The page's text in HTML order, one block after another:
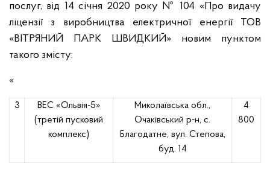
послуг, від 14 січня 2020 року № 104 «Про видачу
ліцензії з виробництва електричної енергії ТОВ
«ВІТРЯНИЙ ПАРК ШВИДКИЙ» новим пунктом
такого змісту:
«
3
ВЕС «Ольвія-5»
(третій пусковий
комплекс)
Миколаївська обл.,
Очаківський р-н, с.
Благодатне, вул. Степова,
буд. 14
4
800